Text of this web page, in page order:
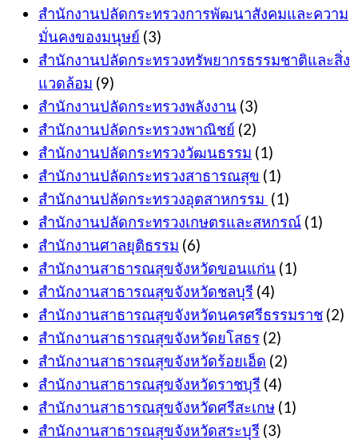
สำนักงานปลัดกระทรวงการพัฒนาสังคมและความ
มั่นคงของมนุษย์ (3)
สำนักงานปลัดกระทรวงทรัพยากรธรรมชาติและสิ่ง
แวดล้อม (9)
สำนักงานปลัดกระทรวงพลังงาน (3)
สำนักงานปลัดกระทรวงพาณิชย์ (2)
สำนักงานปลัดกระทรวงวัฒนธรรม (1)
สำนักงานปลัดกระทรวงสาธารณสุข (1)
สำนักงานปลัดกระทรวงอุตสาหกรรม (1)
สำนักงานปลัดกระทรวงเกษตรและสหกรณ์ (1)
สำนักงานศาลยุติธรรม (6)
สำนักงานสาธารณสุขจังหวัดขอนแก่น (1)
สำนักงานสาธารณสุขจังหวัดชลบุรี (4)
สำนักงานสาธารณสุขจังหวัดนครศรีธรรมราช (2)
สำนักงานสาธารณสุขจังหวัดยโสธร (2)
สำนักงานสาธารณสุขจังหวัดร้อยเอ็ด (2)
สำนักงานสาธารณสุขจังหวัดราชบุรี (4)
สำนักงานสาธารณสุขจังหวัดศรีสะเกษ (1)
สำนักงานสาธารณสุขจังหวัดสระบุรี (3)